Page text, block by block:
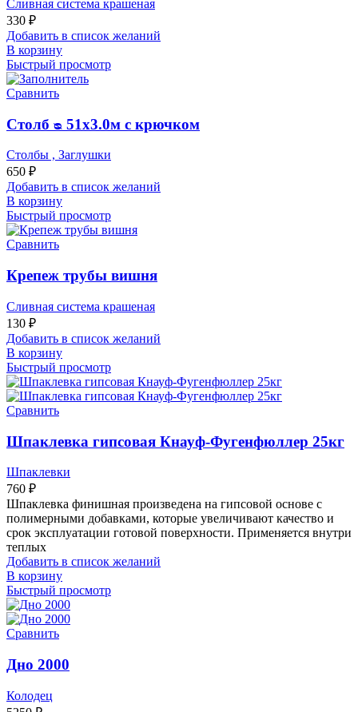
Сливная система крашеная
330 ₽
Добавить в список желаний
В корзину
Быстрый просмотр
Сравнить
Столб ᴓ 51х3.0м с крючком
Столбы , Заглушки
650 ₽
Добавить в список желаний
В корзину
Быстрый просмотр
Сравнить
Крепеж трубы вишня
Сливная система крашеная
130 ₽
Добавить в список желаний
В корзину
Быстрый просмотр
Сравнить
Шпаклевка гипсовая Кнауф-Фугенфюллер 25кг
Шпаклевки
760 ₽
Шпаклевка финишная произведена на гипсовой основе с
полимерными добавками, которые увеличивают качество и
срок эксплуатации готовой поверхности. Применяется внутри
теплых
Добавить в список желаний
В корзину
Быстрый просмотр
Сравнить
Дно 2000
Колодец